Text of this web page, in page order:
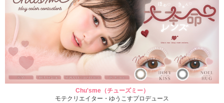
Chu'sme（チューズミー）
モテクリエイター・ゆうこすプロデュース